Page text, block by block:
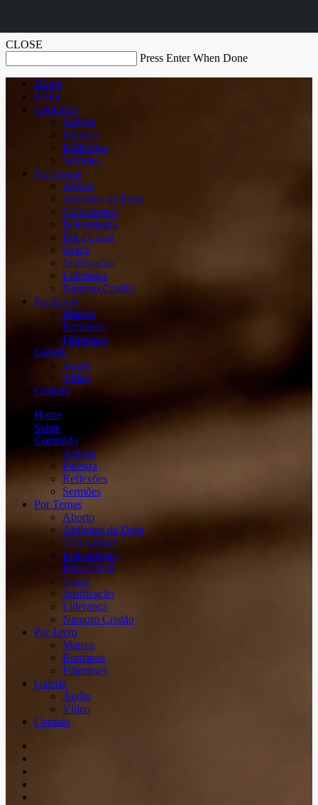
CLOSE
Press Enter When Done
Home
Sobre
Conteúdo
Artigos
Palestra
Reflexões
Sermões
Por Temas
Aborto
Atributos de Deus
Colossenses
Eclesiologia
Ética Cristã
Graça
Justificação
Liderança
Namoro Cristão
Por Livro
Mateus
Romanos
Filipenses
Galeria
Áudio
Vídeo
Contato
Home
Sobre
Conteúdo
Artigos
Palestra
Reflexões
Sermões
Por Temas
Aborto
Atributos de Deus
Colossenses
Eclesiologia
Ética Cristã
Graça
Justificação
Liderança
Namoro Cristão
Por Livro
Mateus
Romanos
Filipenses
Galeria
Áudio
Vídeo
Contato